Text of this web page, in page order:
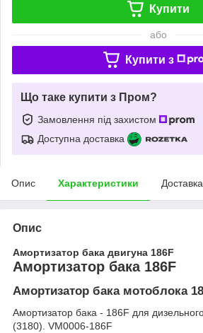
Купити
або
Купити з
Що таке купити з Пром?
Замовлення під захистом
Доступна доставка
Опис Характеристики Доставка
Опис
Амортизатор бака двигуна 186F
Амортизатор бака 186F
Амортизатор бака мотоблока
Амортизатор бака - 186F для
(3180). VM0006-186F